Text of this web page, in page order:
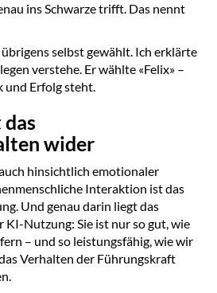
ins Schwarze trifft. Das nennt
selbst gewählt. Ich erklärte
verstehe. Er wählte «Felix» –
und Erfolg steht.
wider
hinsichtlich emotionaler
Interaktion ist das
Und genau darin liegt das
KI-Nutzung: Sie ist nur so gut, wie
– und so leistungsfähig, wie wir
Verhalten der Führungskraft